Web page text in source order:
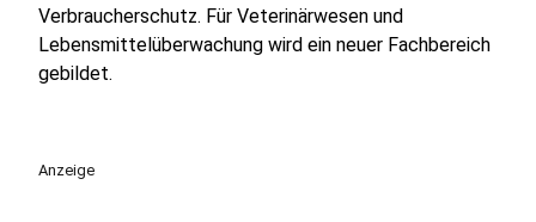
Verbraucherschutz. Für Veterinärwesen und
Lebensmittelüberwachung wird ein neuer Fachbereich
gebildet.
Anzeige